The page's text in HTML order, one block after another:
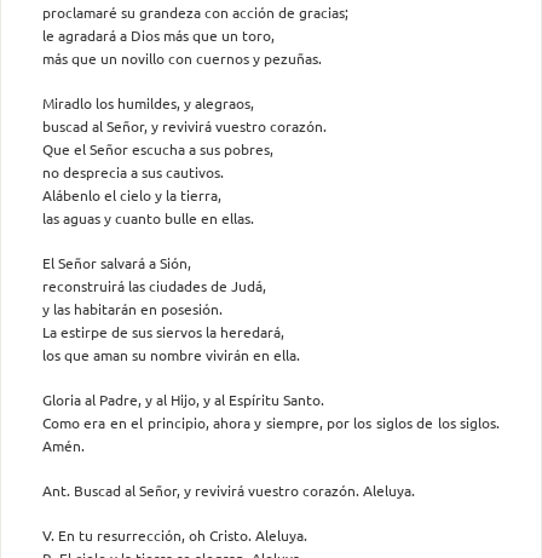
proclamaré su grandeza con acción de gracias;
le agradará a Dios más que un toro,
más que un novillo con cuernos y pezuñas.
Miradlo los humildes, y alegraos,
buscad al Señor, y revivirá vuestro corazón.
Que el Señor escucha a sus pobres,
no desprecia a sus cautivos.
Alábenlo el cielo y la tierra,
las aguas y cuanto bulle en ellas.
El Señor salvará a Sión,
reconstruirá las ciudades de Judá,
y las habitarán en posesión.
La estirpe de sus siervos la heredará,
los que aman su nombre vivirán en ella.
Gloria al Padre, y al Hijo, y al Espíritu Santo.
Como era en el principio, ahora y siempre, por los siglos de los siglos.
Amén.
Ant. Buscad al Señor, y revivirá vuestro corazón. Aleluya.
V. En tu resurrección, oh Cristo. Aleluya.